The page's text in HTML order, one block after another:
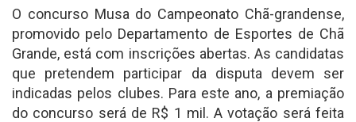
O concurso Musa do Campeonato Chã-grandense,
promovido pelo Departamento de Esportes de Chã
Grande, está com inscrições abertas. As candidatas
que pretendem participar da disputa devem ser
indicadas pelos clubes. Para este ano, a premiação
do concurso será de R$ 1 mil. A votação será feita